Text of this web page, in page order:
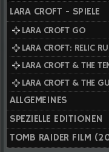
LARA CROFT - SPIELE
LARA CROFT GO
LARA CROFT: RELIC
LARA CROFT & THE
LARA CROFT & THE
ALLGEMEINES
SPEZIELLE EDITIONEN
TOMB RAIDER FILM